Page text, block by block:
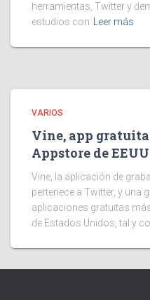
herramientas, Twitter y
estudios con
Leer más
VARIOS
Vine, app
Appstore de EEUU
Vine, la aplicación de
pertenece a Twitter, y una
aplicaciones gratuitas
de Estados Unidos, tal y